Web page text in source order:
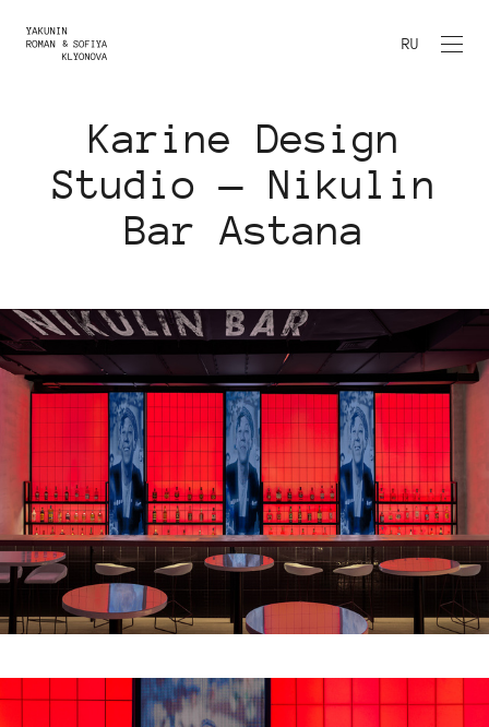
RU
Karine Design
Studio — Nikulin
Bar Astana